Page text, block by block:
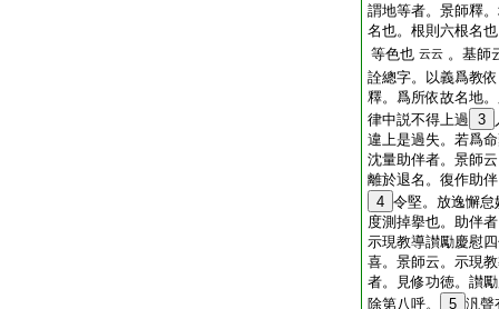
謂地等者。景師釋
名也。根則六根名
等色也 云云 。基師
詮總字。以義爲教
釋。爲所依故名地
律中説不得上過 3
違上是過失。若爲
沈量助伴者。景師
離於退名。復作助
4 令堅。放逸懈
度測掉擧也。助伴
示現教導讃勵慶慰
喜。景師云。示現
者。見修功徳。讃
除第八呼。
5 汎聲